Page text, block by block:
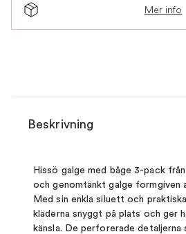
Mer info
Beskrivning
Hissö galge med båge 3-pack
och genomtänkt galge formgiven
Med sin enkla siluett och
kläderna snyggt på plats och ger
känsla. De perforerade